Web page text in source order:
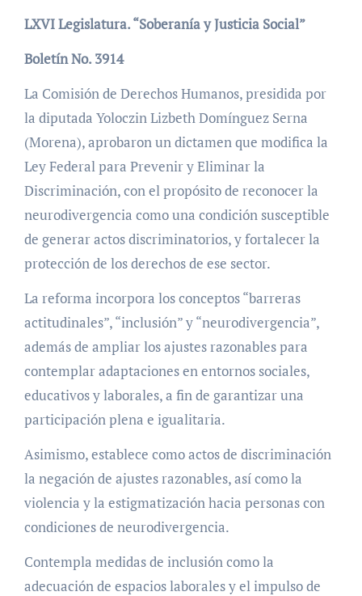
LXVI Legislatura. “Soberanía y Justicia Social”
Boletín No. 3914
La Comisión de Derechos Humanos, presidida por
la diputada Yoloczin Lizbeth Domínguez Serna
(Morena), aprobaron un dictamen que modifica la
Ley Federal para Prevenir y Eliminar la
Discriminación, con el propósito de reconocer la
neurodivergencia como una condición susceptible
de generar actos discriminatorios, y fortalecer la
protección de los derechos de ese sector.
La reforma incorpora los conceptos “barreras
actitudinales”, “inclusión” y “neurodivergencia”,
además de ampliar los ajustes razonables para
contemplar adaptaciones en entornos sociales,
educativos y laborales, a fin de garantizar una
participación plena e igualitaria.
Asimismo, establece como actos de discriminación
la negación de ajustes razonables, así como la
violencia y la estigmatización hacia personas con
condiciones de neurodivergencia.
Contempla medidas de inclusión como la
adecuación de espacios laborales y el impulso de